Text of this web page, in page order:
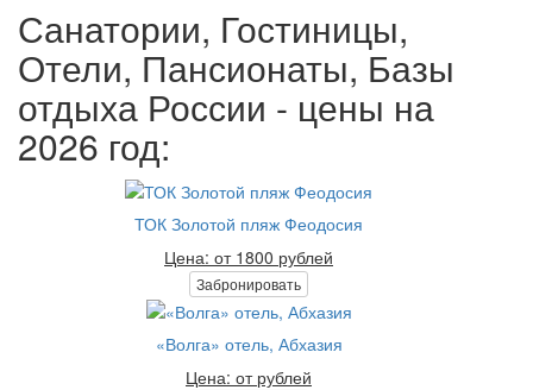
Санатории, Гостиницы,
Отели, Пансионаты, Базы
отдыха России - цены на
2026 год:
ТОК Золотой пляж Феодосия
Цена: от 1800 рублей
Забронировать
«Волга» отель, Абхазия
Цена: от рублей